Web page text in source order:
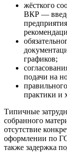
жёсткого
ВКР —
графиков;
подачи на
практики и
Типичные
собранного
отсутствие
оформлении по
также задержка